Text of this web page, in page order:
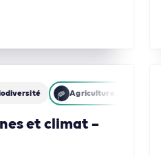
Agriculture, Foresterie
et climat –